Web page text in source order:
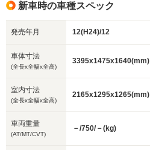
新車時の車種スペック
発売年月 12(H24)/12
車体寸法
(全長x全幅x全高)
3395x1475x1640(mm)
室内寸法
(全長x全幅x全高)
2165x1295x1265(mm)
車両重量
(AT/MT/CVT)
－/750/－(kg)